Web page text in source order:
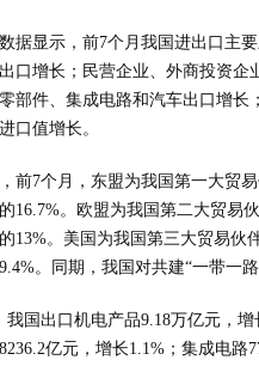
据显示，前7个月我国进出口主
口增长；民营企业、外商投资
部件、集成电路和汽车出口增
口值增长。
前7个月，东盟为我国第一大贸
16.7%。欧盟为我国第二大贸易
13%。美国为我国第三大贸易伙
。同期，我国对共建“一带一
我国出口机电产品9.18万亿元，
亿元，增长1.1%；集成电路